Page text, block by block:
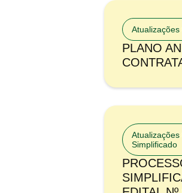
Atualizações
PLANO
Atualizações
Simplificado